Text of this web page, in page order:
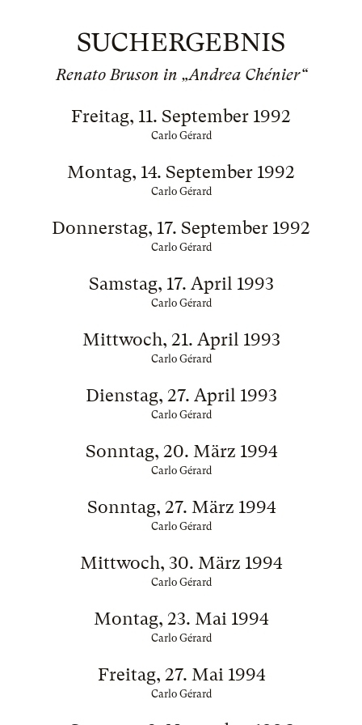
SUCHERGEBNIS
Renato Bruson in „Andrea Chénier“
Freitag, 11. September 1992
Carlo Gérard
Montag, 14. September 1992
Carlo Gérard
Donnerstag, 17. September 1992
Carlo Gérard
Samstag, 17. April 1993
Carlo Gérard
Mittwoch, 21. April 1993
Carlo Gérard
Dienstag, 27. April 1993
Carlo Gérard
Sonntag, 20. März 1994
Carlo Gérard
Sonntag, 27. März 1994
Carlo Gérard
Mittwoch, 30. März 1994
Carlo Gérard
Montag, 23. Mai 1994
Carlo Gérard
Freitag, 27. Mai 1994
Carlo Gérard